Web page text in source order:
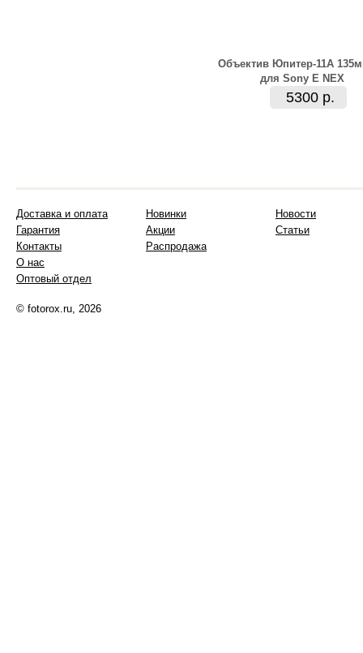
Объектив Юпитер-11А
для Sony E NEX
5300 р.
Доставка и оплата
Гарантия
Контакты
О нас
Оптовый отдел
Новинки
Акции
Распродажа
Новости
Статьи
© fotorox.ru, 2026